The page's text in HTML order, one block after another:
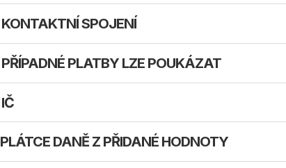
KONTAKTNÍ SPOJENÍ
PŘÍPADNÉ PLATBY LZE POUKÁZAT
IČ
PLÁTCE DANĚ Z PŘIDANÉ HODNOTY